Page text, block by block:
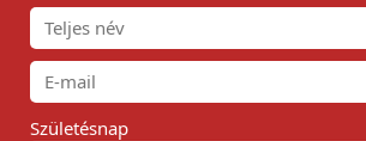
Születésnap